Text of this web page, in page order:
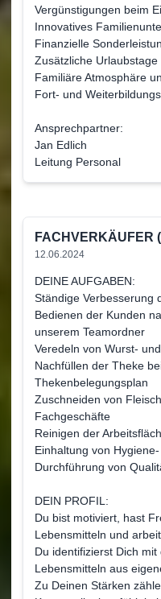
Vergünstigungen beim
Innovatives
Finanzielle
Zusätzliche
Familiäre Atmosphäre
Fort- und
Ansprechpartner:
Jan Edlich
Leitung Personal
FACHVERKÄUFER
12.06.2024
DEINE AUFGABEN:
Ständige Verbesserung
Bedienen der Kunden
unserem Teamordner
Veredeln von Wurst-
Nachfüllen der Theke
Thekenbelegungsplan
Zuschneiden von
Fachgeschäfte
Reinigen der
Einhaltung von
Durchführung von
DEIN PROFIL:
Du bist motiviert, hast
Lebensmitteln und
Du identifizierst Dich
Lebensmitteln aus
Zu Deinen Stärken